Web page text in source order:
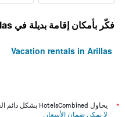
فكّر بأمكان إقامة بديلة في Arillas
Vacation rentals in Arillas
*
يحاول HotelsCombined بشكل دائم الحصول على الأسعار الدقيقة، ولكن
لا يمكن ضمان الأسعار .